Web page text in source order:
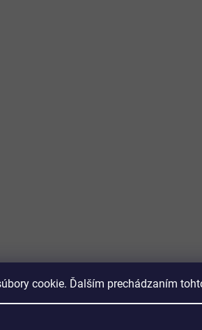
cookie. Ďalším prechádzaním